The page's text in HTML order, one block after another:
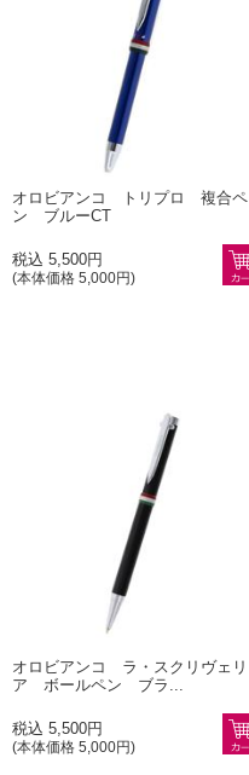
オロビアンコ トリプロ 複合ペ
ン ブルーCT
税込 5,500円
(本体価格 5,000円)
オロビアンコ ラ・スクリヴェリ
ア ボールペン ブラ...
税込 5,500円
(本体価格 5,000円)